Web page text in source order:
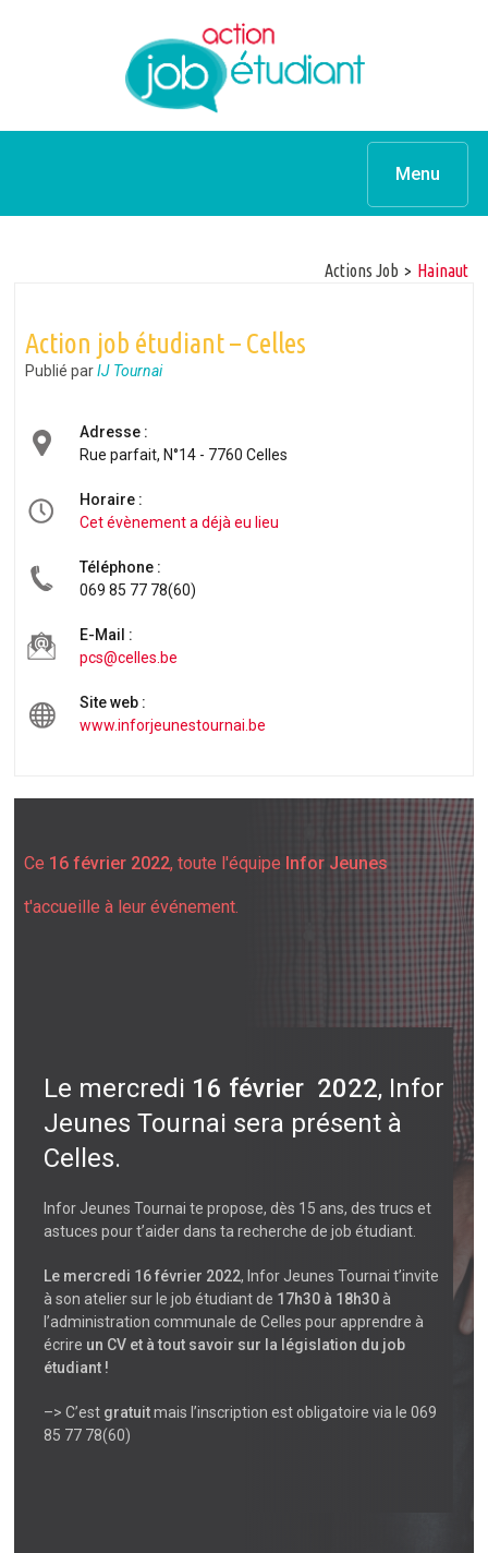
Menu
Actions Job > hainaut
Action job étudiant – Celles
Publié par IJ Tournai
Adresse :
Rue parfait, N°14 - 7760 Celles
Horaire :
Cet évènement a déjà eu lieu
Téléphone :
069 85 77 78(60)
E-Mail :
pcs@celles.be
Site web :
www.inforjeunestournai.be
Ce 16 février 2022, toute l'équipe Infor Jeunes
t'accueille à leur événement.
Le mercredi 16 février 2022, Infor
Jeunes Tournai sera présent à
Celles.
Infor Jeunes Tournai te propose, dès 15 ans, des trucs et
astuces pour t’aider dans ta recherche de job étudiant.
Le mercredi 16 février 2022, Infor Jeunes Tournai t’invite
à son atelier sur le job étudiant de 17h30 à 18h30à
l’administration communale de Celles pour apprendre à
écrire un CV et à tout savoir sur la législation du job
étudiant !
–> C’est gratuitmais l’inscription est obligatoire via le 069
85 77 78(60)